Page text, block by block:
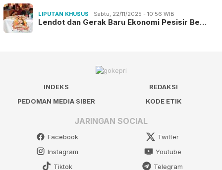
LIPUTAN KHUSUS Sabtu, 22/11/2025 - 10:56 WIB
Lendot dan Gerak Baru Ekonomi Pesisir Be…
INDEKS
REDAKSI
PEDOMAN MEDIA SIBER
KODE ETIK
JARINGAN SOCIAL
Facebook
Twitter
Instagram
Youtube
Tiktok
Telegram